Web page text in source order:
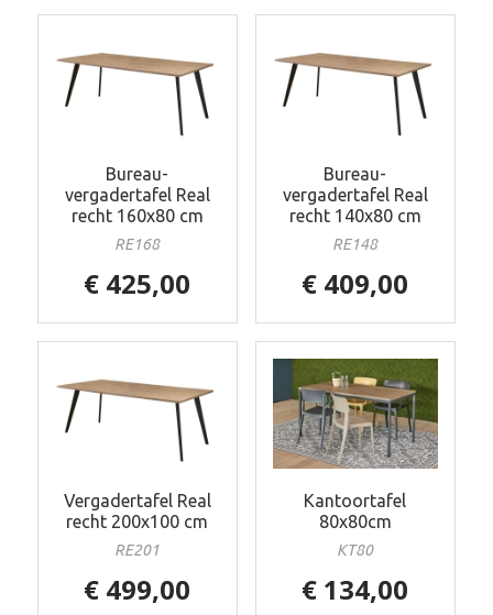
Bureau-
vergadertafel Real
recht 160x80 cm
RE168
€ 425,00
Bureau-
vergadertafel Real
recht 140x80 cm
RE148
€ 409,00
Vergadertafel Real
recht 200x100 cm
RE201
€ 499,00
Kantoortafel
80x80cm
KT80
€ 134,00